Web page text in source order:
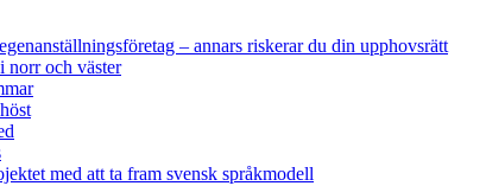
– annars riskerar du din upphovsrätt
norr och väster
med att ta fram svensk språkmodell